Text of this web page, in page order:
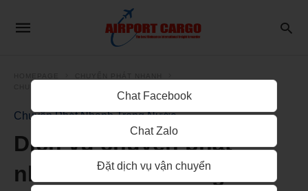
Chuyển Phát Nhanh Trong Nước
Dịch vụ chuyển phát
nhanh từ Nha Trang đi
Chat Facebook
Chat Zalo
Đặt dịch vụ vận chuyển